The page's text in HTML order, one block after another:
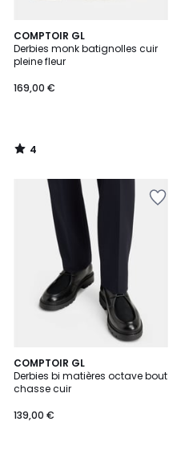
COMPTOIR GL
Derbies monk batignolles cuir
pleine fleur
169,00 €
4
/
5
4
/
COMPTOIR GL
Derbies bi matières octave bout
chasse cuir
139,00 €
2
Couleurs